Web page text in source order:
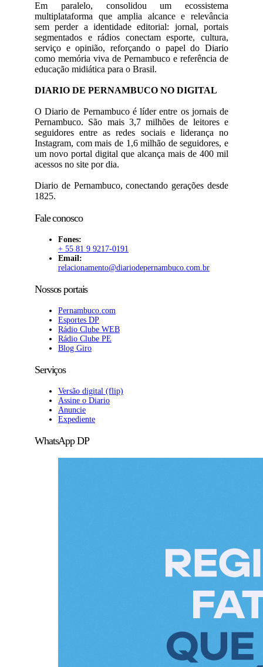
Em paralelo, consolidou um ecossistema
multiplataforma que amplia alcance e relevância
sem perder a identidade editorial: jornal, portais
segmentados e rádios conectam esporte, cultura,
serviço e opinião, reforçando o papel do Diario
como memória viva de Pernambuco e referência de
educação midiática para o Brasil.
DIARIO DE PERNAMBUCO NO DIGITAL
O Diario de Pernambuco é líder entre os jornais de
Pernambuco. São mais 3,7 milhões de leitores e
seguidores entre as redes sociais e liderança no
Instagram, com mais de 1,6 milhão de seguidores, e
um novo portal digital que alcança mais de 400 mil
acessos no site por dia.
Diario de Pernambuco, conectando gerações desde
1825.
Fale conosco
Fones:
+ 55 81 9 9217-0191
Email:
relacionamento@diariodepernambuco.com.br
Nossos portais
Pernambuco.com
Esportes DP
Rádio Clube WEB
Rádio Clube PE
Blog Giro
Serviços
Versão digital (flip)
Assine o Diario
Anuncie
Expediente
WhatsApp DP